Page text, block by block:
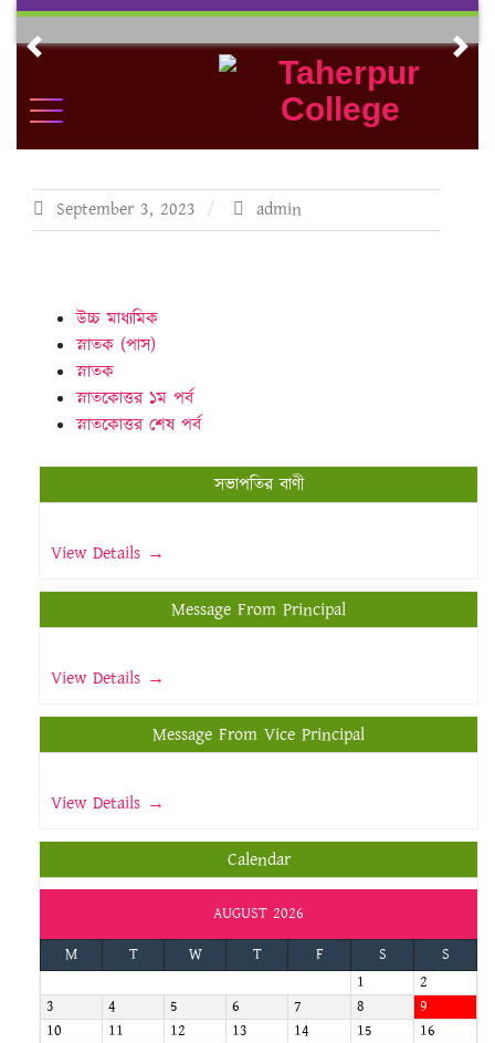
Skip
contentPrevious
September 3, 2023 admin
উচ্চ মাধ্যমিক
স্নাতক (পাস)
স্নাতক
স্নাতকোত্তর ১ম পর্ব
স্নাতকোত্তর শেষ পর্ব
সভাপতির বাণী
View Details →
Message From Principal
View Details →
Message From Vice Principal
View Details →
Calendar
AUGUST 2026
M
T W T F S
S
1
2
3
4 5 6 7 8
9
10
11 12 13 14 15
16